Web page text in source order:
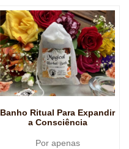
Banho Ritual Para Expandir
a Consciência
Por apenas